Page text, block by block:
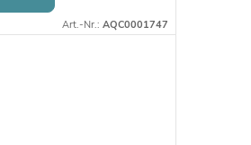
Art.-Nr.: AQC0001747